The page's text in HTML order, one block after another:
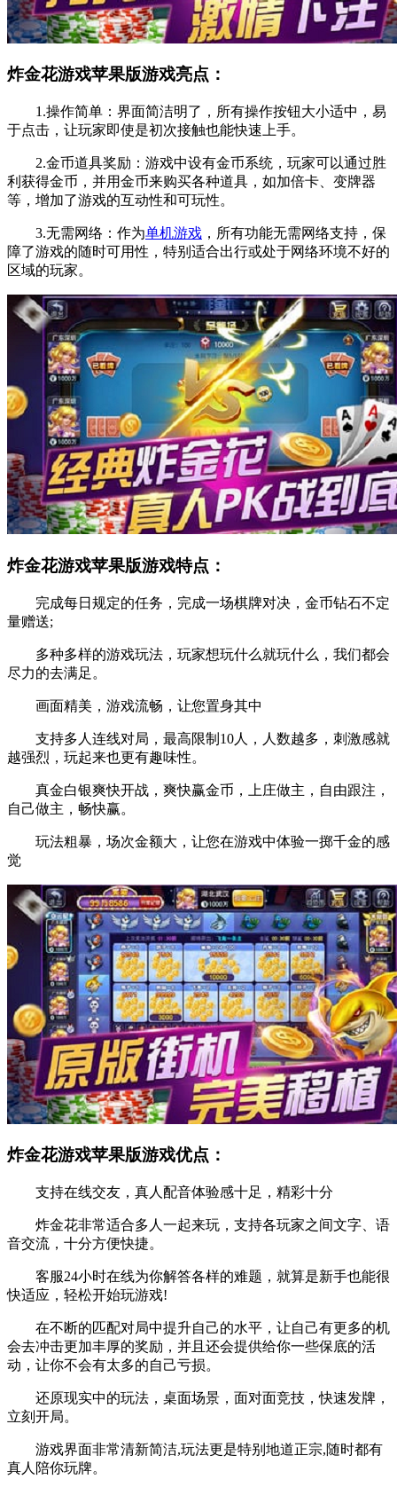
炸金花游戏苹果版游戏亮点：
1.操作简单：界面简洁明了，所有操作按钮大小适中，易
于点击，让玩家即使是初次接触也能快速上手。
2.金币道具奖励：游戏中设有金币系统，玩家可以通过胜
利获得金币，并用金币来购买各种道具，如加倍卡、变牌器
等，增加了游戏的互动性和可玩性。
3.无需网络：作为单机游戏 ，所有功能无需网络支持，保
障了游戏的随时可用性，特别适合出行或处于网络环境不好的
区域的玩家。
炸金花游戏苹果版游戏特点：
完成每日规定的任务，完成一场棋牌对决，金币钻石不定
量赠送;
多种多样的游戏玩法，玩家想玩什么就玩什么，我们都会
尽力的去满足。
画面精美，游戏流畅，让您置身其中
支持多人连线对局，最高限制10人，人数越多，刺激感就
越强烈，玩起来也更有趣味性。
真金白银爽快开战，爽快赢金币，上庄做主，自由跟注，
自己做主，畅快赢。
玩法粗暴，场次金额大，让您在游戏中体验一掷千金的感
觉
炸金花游戏苹果版游戏优点：
支持在线交友，真人配音体验感十足，精彩十分
炸金花非常适合多人一起来玩，支持各玩家之间文字、语
音交流，十分方便快捷。
客服24小时在线为你解答各样的难题，就算是新手也能很
快适应，轻松开始玩游戏!
在不断的匹配对局中提升自己的水平，让自己有更多的机
会去冲击更加丰厚的奖励，并且还会提供给你一些保底的活
动，让你不会有太多的自己亏损。
还原现实中的玩法，桌面场景，面对面竞技，快速发牌，
立刻开局。
游戏界面非常清新简洁,玩法更是特别地道正宗,随时都有
真人陪你玩牌。